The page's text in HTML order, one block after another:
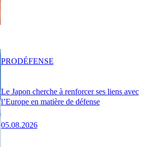
Le Japon cherche à renforcer ses liens avec
l’Europe en matière de défense
05.08.2026
PRODÉFENSE